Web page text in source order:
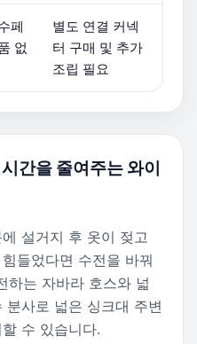
페
없
별도 연결 커넥
터 구매 및 추가
조립 필요
간을 줄여주는 와이
설거지 후 옷이 젖고
들었다면 수전을 바꿔
하는 자바라 호스와 넓
사로 넓은 싱크대 주변
수 있습니다.